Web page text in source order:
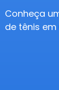
Conheça
de tênis